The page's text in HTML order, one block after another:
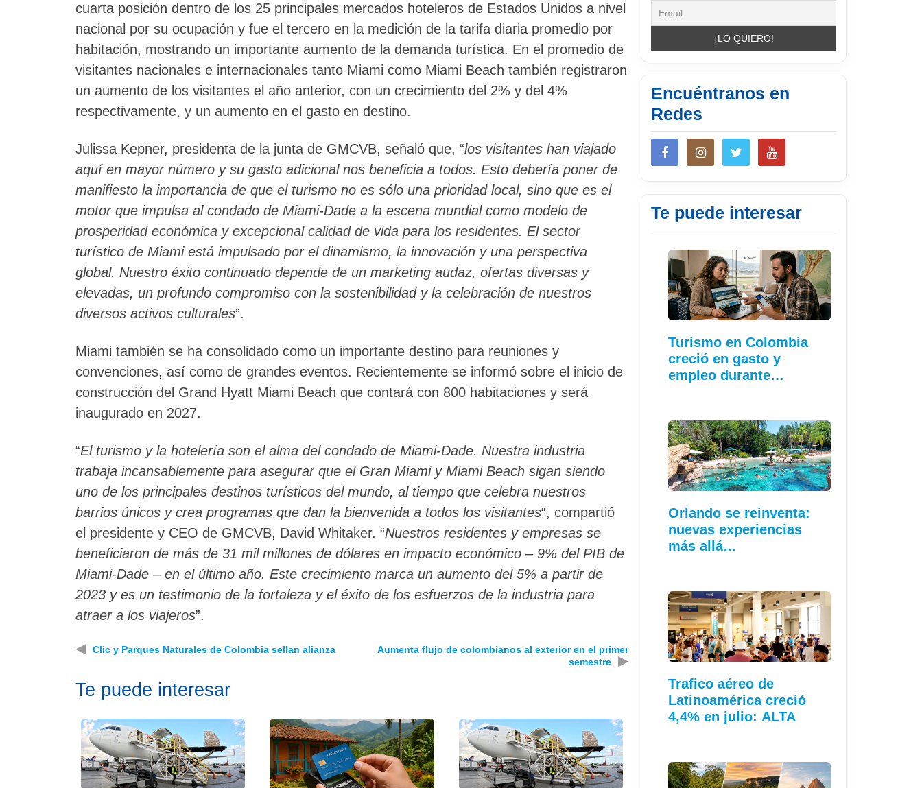
cuarta posición dentro de los 25 principales mercados hoteleros de Estados Unidos a nivel
nacional por su ocupación y fue el tercero en la medición de la tarifa diaria promedio por
habitación, mostrando un importante aumento de la demanda turística. En el promedio de
visitantes nacionales e internacionales tanto Miami como Miami Beach también registraron
un aumento de los visitantes el año anterior, con un crecimiento del 2% y del 4%
respectivamente, y un aumento en el gasto en destino.
Julissa Kepner, presidenta de la junta de GMCVB, señaló que, “los visitantes han viajado
aquí en mayor número y su gasto adicional nos beneficia a todos. Esto debería poner de
manifiesto la importancia de que el turismo no es sólo una prioridad local, sino que es el
motor que impulsa al condado de Miami-Dade a la escena mundial como modelo de
prosperidad económica y excepcional calidad de vida para los residentes. El sector
turístico de Miami está impulsado por el dinamismo, la innovación y una perspectiva
global. Nuestro éxito continuado depende de un marketing audaz, ofertas diversas y
elevadas, un profundo compromiso con la sostenibilidad y la celebración de nuestros
diversos activos culturales”.
Miami también se ha consolidado como un importante destino para reuniones y
convenciones, así como de grandes eventos. Recientemente se informó sobre el inicio de
construcción del Grand Hyatt Miami Beach que contará con 800 habitaciones y será
inaugurado en 2027.
“El turismo y la hotelería son el alma del condado de Miami-Dade. Nuestra industria
trabaja incansablemente para asegurar que el Gran Miami y Miami Beach sigan siendo
uno de los principales destinos turísticos del mundo, al tiempo que celebra nuestros
barrios únicos y crea programas que dan la bienvenida a todos los visitantes“, compartió
el presidente y CEO de GMCVB, David Whitaker. “Nuestros residentes y empresas se
beneficiaron de más de 31 mil millones de dólares en impacto económico – 9% del PIB de
Miami-Dade – en el último año. Este crecimiento marca un aumento del 5% a partir de
2023 y es un testimonio de la fortaleza y el éxito de los esfuerzos de la industria para
atraer a los viajeros”.
◀ Clic y Parques Naturales de Colombia sellan alianza
Aumenta flujo de colombianos al exterior en el primer
semestre
▶
Te puede interesar
Encuéntranos en
Redes
Te puede interesar
Turismo en Colombia
creció en gasto y
empleo durante…
Orlando se reinventa:
nuevas experiencias
más allá…
Trafico aéreo de
Latinoamérica creció
4,4% en julio: ALTA